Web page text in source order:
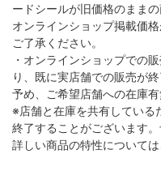
ードシールが旧価格のままの
オンラインショップ掲載価
ご了承ください。
・オンラインショップでの
り、既に実店舗での販売が
予め、ご希望店舗への在庫
※店舗と在庫を共有している
終了することがございます。
詳しい商品の特性については